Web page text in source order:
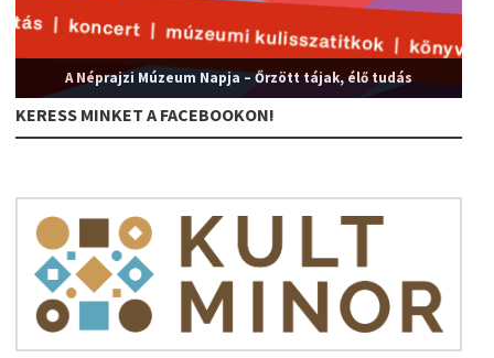
A Néprajzi Múzeum Napja – Őrzött tájak, élő tudás
KERESS MINKET A FACEBOOKON!